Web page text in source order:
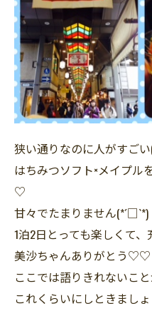
狭い通りなのに人がすごい
はちみつソフト×メイプル
♡
甘々でたまりません(*´□`*)
1泊2日とっても楽しくて
美沙ちゃんありがとう♡♡
ここでは語りきれないこ
これくらいにしときまし